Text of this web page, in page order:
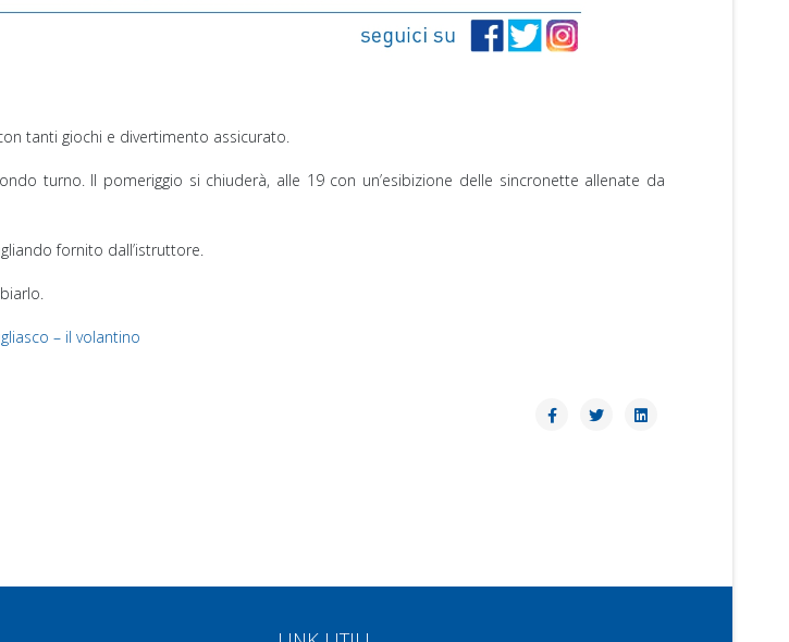
tanti giochi e divertimento assicurato.
turno. Il pomeriggio si chiuderà, alle 19 con un’esibizione delle sincronette allenate da
fornito dall’istruttore.
– il volantino